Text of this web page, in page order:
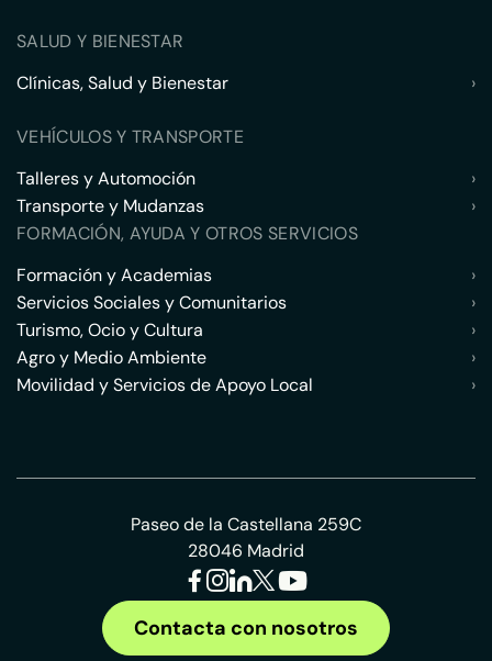
SALUD Y BIENESTAR
Clínicas, Salud y Bienestar
›
VEHÍCULOS Y TRANSPORTE
Talleres y Automoción
›
Transporte y Mudanzas
›
FORMACIÓN, AYUDA Y OTROS SERVICIOS
Formación y Academias
›
Servicios Sociales y Comunitarios
›
Turismo, Ocio y Cultura
›
Agro y Medio Ambiente
›
Movilidad y Servicios de Apoyo Local
›
Paseo de la Castellana 259C
28046 Madrid
Contacta con nosotros